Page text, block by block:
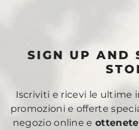
SIGN UP AND
Iscriviti e ricevi le ultime
promozioni e offerte
negozio online e